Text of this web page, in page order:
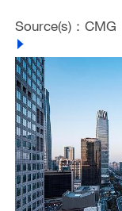
Source(s)：CMG